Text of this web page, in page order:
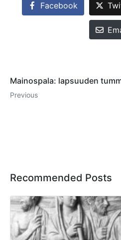
Facebook
Mainospala: lapsuuden
Previous
Recommended Posts